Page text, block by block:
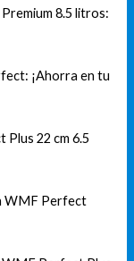
8.5 litros:
¡Ahorra en tu
22 cm 6.5
WMF Perfect